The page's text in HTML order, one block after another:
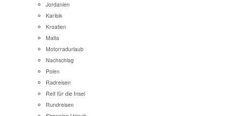
Jordanien
Karibik
Kroatien
Malta
Motorradurlaub
Nachschlag
Polen
Radreisen
Reif für die Insel
Rundreisen